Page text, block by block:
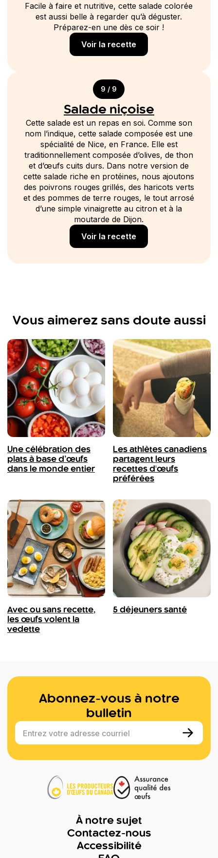
Facile à faire et nutritive, cette salade colorée
est aussi belle à regarder qu’à déguster.
Préparez-en une dès ce soir !
Voir la recette
9 / 9
Salade niçoise
Cette salade est un repas en soi. Comme son
nom l’indique, cette salade composée est une
spécialité de Nice, en France. Elle est
traditionnellement composée d’olives, de thon
et d’œufs cuits durs. Dans notre version de
cette salade riche en protéines, nous ajoutons
des poivrons rouges grillés, des haricots verts
et des pommes de terre rouges, le tout arrosé
d’une simple vinaigrette au citron et à la
moutarde de Dijon.
Voir la recette
Vous aimerez sans doute aussi
Une célébration des
plats à base d’œufs
dans le monde entier
Les athlètes canadiens
partagent leurs
recettes d'œufs
préférées
Avec ou sans recette,
les œufs volent la
vedette
5 déjeuners santé
Abonnez-vous à notre
bulletin
Entrez votre adresse courriel
À notre sujet
Contactez-nous
Accessibilité